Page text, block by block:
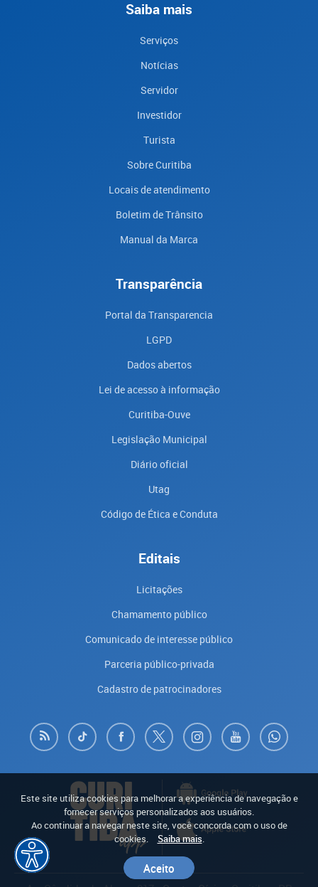
Saiba mais
Serviços
Notícias
Servidor
Investidor
Turista
Sobre Curitiba
Locais de atendimento
Boletim de Trânsito
Manual da Marca
Transparência
Portal da Transparencia
LGPD
Dados abertos
Lei de acesso à informação
Curitiba-Ouve
Legislação Municipal
Diário oficial
Utag
Código de Ética e Conduta
Editais
Licitações
Chamamento público
Comunicado de interesse público
Parceria público-privada
Cadastro de patrocinadores
Este site utiliza cookies para melhorar a experiência de navegação e
fornecer serviços personalizados aos usuários.
Ao continuar a navegar neste site, você concorda com o uso de
cookies.
Saiba mais.
Aceito